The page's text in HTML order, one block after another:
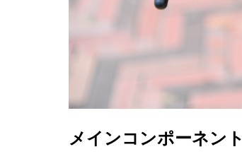
メインコンポーネント